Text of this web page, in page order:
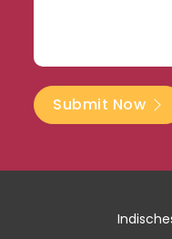
Submit Now